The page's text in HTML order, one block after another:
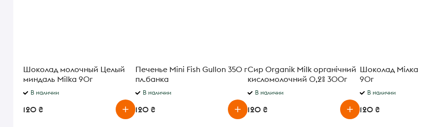
Шоколад молочный Целый
миндаль Milka 90г
В наличии
120 ₴
Печенье Mini Fish Gullon 350 г
пл.банка
В наличии
120 ₴
Сир Organik Milk органічний
кисломолочний 0,2% 300г
В наличии
120 ₴
Шоколад Мілка цілий
90г
В наличии
120 ₴